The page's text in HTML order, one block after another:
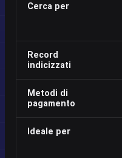
Cerca per
Record
indicizzati
Metodi di
pagamento
Ideale per